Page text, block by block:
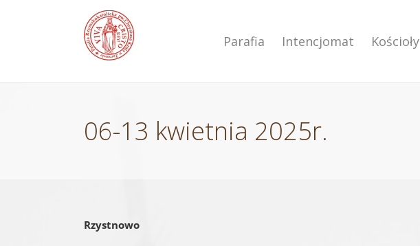
Parafia Intencjomat Kościoły
06-13 kwietnia 2025r.
Rzystnowo